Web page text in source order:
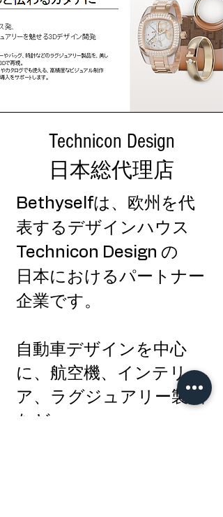
Technicon Design
​日本総代理店
Bethyselfは、欧州を代
表するデザインハウス
Technicon Design の
日本におけるパートナー
企業です。
自動車デザインを中心
に、航空機、インテリ
ア、ラグジュアリー製品
など、